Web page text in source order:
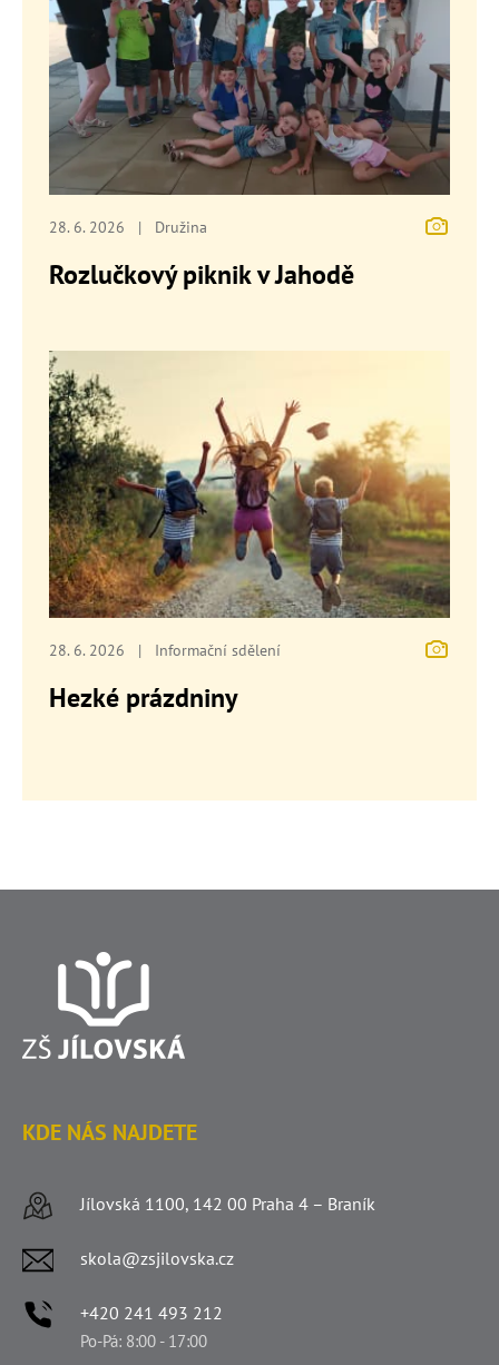
28. 6. 2026 | Družina
Rozlučkový piknik v Jahodě
28. 6. 2026 | Informační sdělení
Hezké prázdniny
KDE NÁS NAJDETE
Jílovská 1100, 142 00 Praha 4 – Braník
skola@zsjilovska.cz
+420 241 493 212
Po-Pá: 8:00 - 17:00